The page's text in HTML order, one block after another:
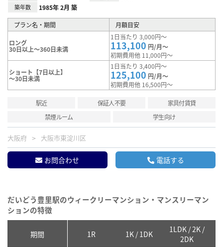
築年数 1985年 2月 築
プラン名・期間 月額目安
ロング
30日以上～360日未満
1日当たり 3,000円～
113,100 円/月～
初期費用他 11,000円～
ショート【7日以上】
～30日未満
1日当たり 3,400円～
125,100 円/月～
初期費用他 16,500円～
駅近 保証人不要
家具付賃貸
禁煙ルーム
学生向け
大阪府 大阪市東淀川区
お問合わせ 電話する
だいどう豊里駅のウィークリーマンション・マンスリーマン
ションの特徴
期間 1R 1K / 1DK
1LDK / 2K /
2DK